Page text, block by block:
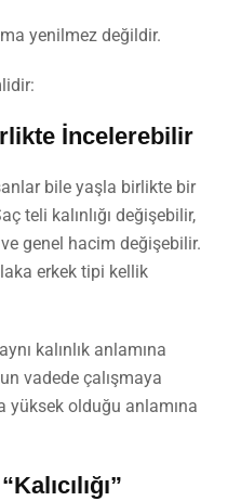
yenilmez değildir.
İncelerebilir
bile yaşla birlikte bir
teli kalınlığı değişebilir,
genel hacim değişebilir.
erkek tipi kellik
kalınlık anlamına
vadede çalışmaya
olduğu anlamına